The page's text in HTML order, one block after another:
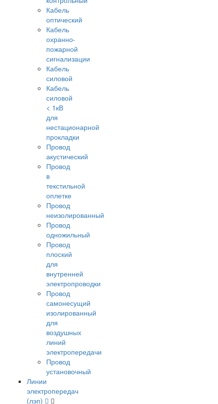
Кабель
оптический
Кабель
охранно-
пожарной
сигнализации
Кабель
силовой
Кабель
силовой
< 1кВ
для
нестационарной
прокладки
Провод
акустический
Провод
в
текстильной
оплетке
Провод
неизолированный
Провод
одножильный
Провод
плоский
для
внутренней
электропроводки
Провод
самонесущий
изолированный
для
воздушных
линий
электропередачи
Провод
установочный
Линии
электропередач
(лэп)